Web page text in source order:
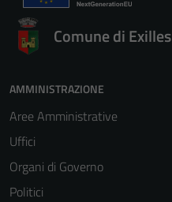
Comune di Exilles
AMMINISTRAZIONE
Aree Amministrative
Uffici
Organi di Governo
Politici